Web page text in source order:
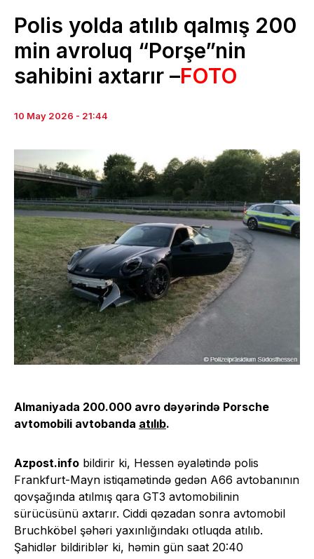
Polis yolda atılıb qalmış 200
min avroluq “Porşe”nin
sahibini axtarır –FOTO
10 May 2026 - 21:44
Almaniyada 200.000 avro dəyərində Porsche
avtomobili avtobanda atılıb.
Azpost.info bildirir ki, Hessen əyalətində polis
Frankfurt-Mayn istiqamətində gedən A66 avtobanının
qovşağında atılmış qara GT3 avtomobilinin
sürücüsünü axtarır. Ciddi qəzadan sonra avtomobil
Bruchköbel şəhəri yaxınlığındakı otluqda atılıb.
Şahidlər bildiriblər ki, həmin gün saat 20:40